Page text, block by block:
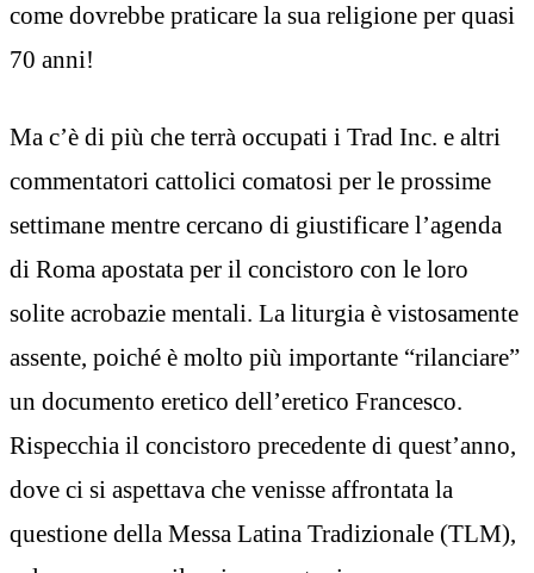
come dovrebbe praticare la sua religione per quasi
70 anni!
Ma c’è di più che terrà occupati i Trad Inc. e altri
commentatori cattolici comatosi per le prossime
settimane mentre cercano di giustificare l’agenda
di Roma apostata per il concistoro con le loro
solite acrobazie mentali. La liturgia è vistosamente
assente, poiché è molto più importante “rilanciare”
un documento eretico dell’eretico Francesco.
Rispecchia il concistoro precedente di quest’anno,
dove ci si aspettava che venisse affrontata la
questione della Messa Latina Tradizionale (TLM),